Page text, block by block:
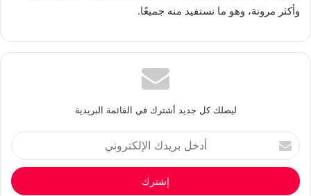
وأكثر مرونة، وهو ما نستفيد منه جميعًا.
ليصلك كل جديد أشترك في القائمة البريدية
أدخل
بريدك
الإلكتروني